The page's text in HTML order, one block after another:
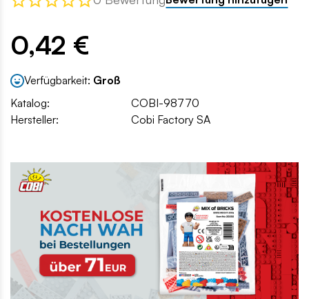
0,42 €
Verfügbarkeit: Groß
Katalog:
COBI-98770
Hersteller:
Cobi Factory SA